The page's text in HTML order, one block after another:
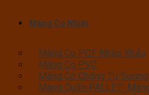
Màng Co Nhiệt
Màng Co POF Nhập Khẩu
Màng Co PVC
Màng Co Chống Tụ Sương
Màng Quấn PALLET-